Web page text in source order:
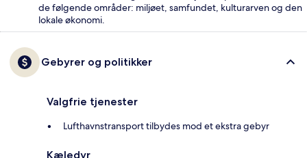
de følgende områder: miljøet, samfundet, kulturarven og den
lokale økonomi.
Gebyrer og politikker
Valgfrie tjenester
Lufthavnstransport tilbydes mod et ekstra gebyr
Kæledyr